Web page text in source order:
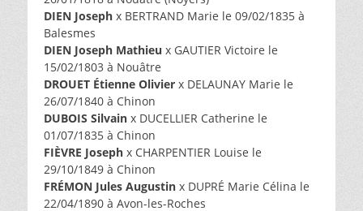
DIEN Joseph x BERTRAND Marie le 09/02/1835 à
Balesmes
DIEN Joseph Mathieu x GAUTIER Victoire le
15/02/1803 à Nouâtre
DROUET Étienne Olivier x DELAUNAY Marie le
26/07/1840 à Chinon
DUBOIS Silvain x DUCELLIER Catherine le
01/07/1835 à Chinon
FIÈVRE Joseph x CHARPENTIER Louise le
29/10/1849 à Chinon
FRÉMON Jules Augustin x DUPRÉ Marie Célina le
22/04/1890 à Avon-les-Roches